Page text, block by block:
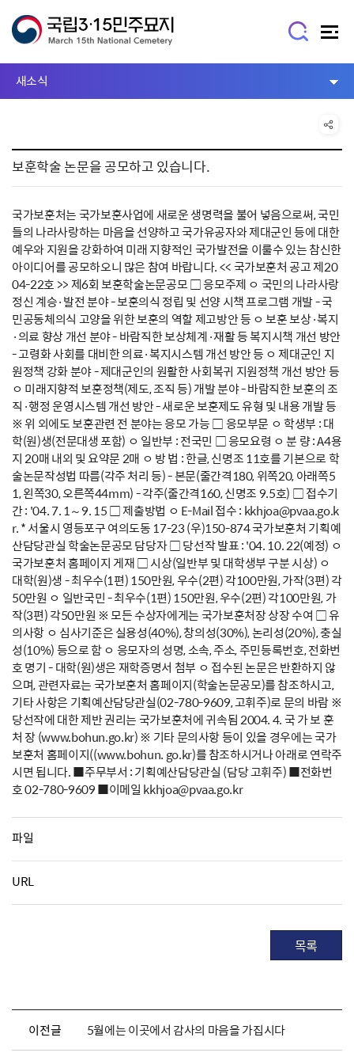
새소식
보훈학술 논문을 공모하고 있습니다.
국가보훈처는 국가보훈사업에 새로운 생명력을 불어 넣음으로써, 국민
들의 나라사랑하는 마음을 선양하고 국가유공자와 제대군인 등에 대한
예우와 지원을 강화하여 미래 지향적인 국가발전을 이룰수 있는 참신한
아이디어를 공모하오니 많은 참여 바랍니다. << 국가보훈처 공고 제20
04-22호 >> 제6회 보훈학술논문공모 □ 응모주제 ㅇ 국민의 나라사랑
정신 계승·발전 분야 - 보훈의식 정립 및 선양 시책 프로그램 개발 - 국
민공동체의식 고양을 위한 보훈의 역할 제고방안 등 ㅇ 보훈 보상·복지
·의료 향상 개선 분야 - 바람직한 보상체계·재활 등 복지시책 개선 방안
- 고령화 사회를 대비한 의료·복지시스템 개선 방안 등 ㅇ 제대군인 지
원정책 강화 분야 - 제대군인의 원활한 사회복귀 지원정책 개선 방안 등
ㅇ 미래지향적 보훈정책(제도, 조직 등) 개발 분야 - 바람직한 보훈의 조
직·행정 운영시스템 개선 방안 - 새로운 보훈제도 유형 및 내용 개발 등
※ 위 외에도 보훈관련 전 분야는 응모 가능 □ 응모부문 ㅇ 학생부 : 대
학(원)생(전문대생 포함) ㅇ 일반부 : 전국민 □ 응모요령 ㅇ 분 량 : A4용
지 20매 내외 및 요약문 2매 ㅇ 방 법 : 한글, 신명조 11호를 기본으로 학
술논문작성법 따름(각주 처리 등) - 본문(줄간격180, 위쪽20, 아래쪽5
1, 왼쪽30, 오른쪽44mm) - 각주(줄간격160, 신명조 9.5호) □ 접수기
간 : '04. 7. 1～9. 15 □ 제출방법 ㅇ E-Mail 접수 : kkhjoa@pvaa.go.k
r. * 서울시 영등포구 여의도동 17-23 (우)150-874 국가보훈처 기획예
산담당관실 학술논문공모 담당자 □ 당선작 발표 : '04. 10. 22(예정) ㅇ
국가보훈처 홈페이지 게재 □ 시상(일반부 및 대학생부 구분 시상) ㅇ
대학(원)생 - 최우수(1편) 150만원, 우수(2편) 각100만원, 가작(3편) 각
50만원 ㅇ 일반국민 - 최우수(1편) 150만원, 우수(2편) 각100만원, 가
작(3편) 각50만원 ※ 모든 수상자에게는 국가보훈처장 상장 수여 □ 유
의사항 ㅇ 심사기준은 실용성(40%), 창의성(30%), 논리성(20%), 충실
성(10%) 등으로 함 ㅇ 응모자의 성명, 소속, 주소, 주민등록번호, 전화번
호 명기 - 대학(원)생은 재학증명서 첨부 ㅇ 접수된 논문은 반환하지 않
으며, 관련자료는 국가보훈처 홈페이지(학술논문공모)를 참조하시고,
기타 사항은 기획예산담당관실(02-780-9609, 고휘주)로 문의 바람 ※
당선작에 대한 제반 권리는 국가보훈처에 귀속됨 2004. 4. 국 가 보 훈
처 장 (www.bohun.go.kr) ※ 기타 문의사항 등이 있을 경우에는 국가
보훈처 홈페이지((www.bohun. go.kr)를 참조하시거나 아래로 연락주
시면 됩니다. ■주무부서 : 기획예산담당관실 (담당 고휘주) ■전화번
호 02-780-9609 ■이메일 kkhjoa@pvaa.go.kr
파일
URL
목록
이전글 5월에는 이곳에서 감사의 마음을 가집시다